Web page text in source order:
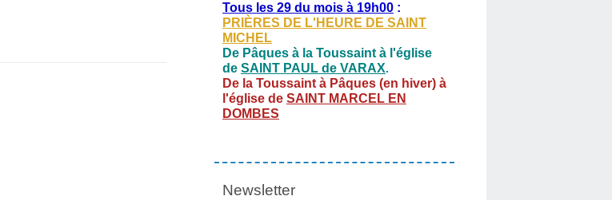
Tous les 29 du mois à 19h00 :
PRIÈRES DE L'HEURE DE SAINT
MICHEL
De Pâques à la Toussaint à l'église
de SAINT PAUL de VARAX.
De la Toussaint à Pâques (en hiver) à
l'église de SAINT MARCEL EN
DOMBES
Newsletter